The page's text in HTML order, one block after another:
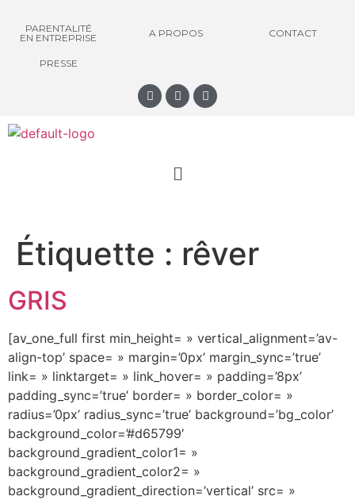
PARENTALITÉ
EN ENTREPRISE
A PROPOS CONTACT
PRESSE
Étiquette : rêver
GRIS
[av_one_full first min_height= » vertical_alignment=’av-
align-top’ space= » margin=’0px’ margin_sync=’true’
link= » linktarget= » link_hover= » padding=’8px’
padding_sync=’true’ border= » border_color= »
radius=’0px’ radius_sync=’true’ background=’bg_color’
background_color=’#d65799′
background_gradient_color1= »
background_gradient_color2= »
background_gradient_direction=’vertical’ src= »